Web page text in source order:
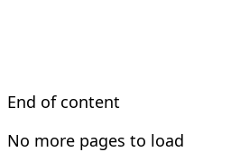
End of content
No more pages to load